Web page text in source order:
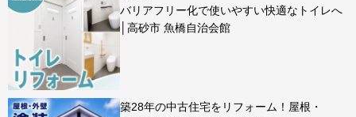
バリアフリー化で使いやすい快適なトイレへ
│高砂市 魚橋自治会館
築28年の中古住宅をリフォーム！屋根・